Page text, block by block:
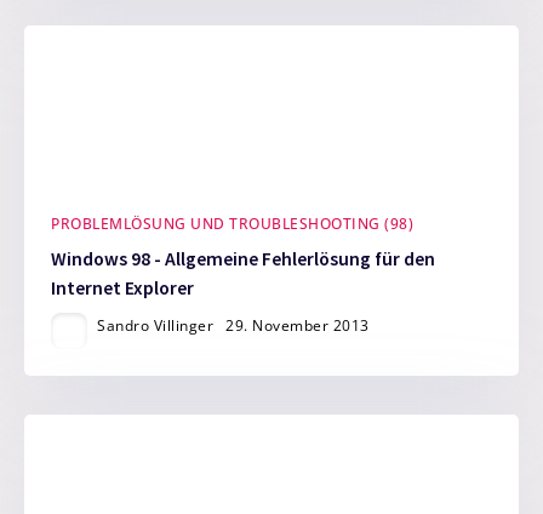
PROBLEMLÖSUNG UND TROUBLESHOOTING (98)
Windows 98 - Allgemeine Fehlerlösung für den
Internet Explorer
Sandro Villinger 29. November 2013